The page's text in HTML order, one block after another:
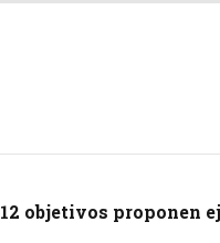
12 objetivos proponen